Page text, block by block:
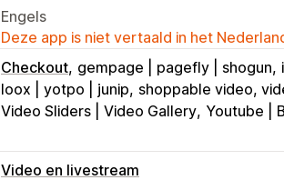
Engels
Deze app is niet vertaald in het
Checkout gempage | pagefly | shogun
loox | yotpo | junip shoppable video,
Video Sliders | Video Gallery Youtube |
Video en livestream